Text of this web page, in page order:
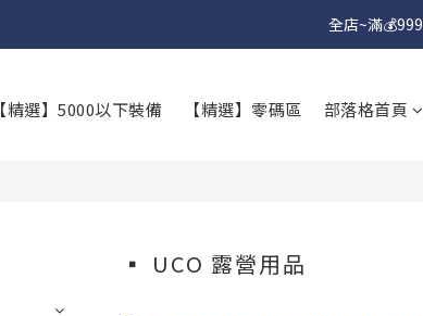
全店~滿
【精選】5000以下裝備 【精選】零碼區 部落格首頁
▪︎ UCO 露營用品